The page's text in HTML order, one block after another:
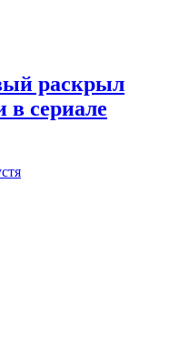
раскрыл
в сериале